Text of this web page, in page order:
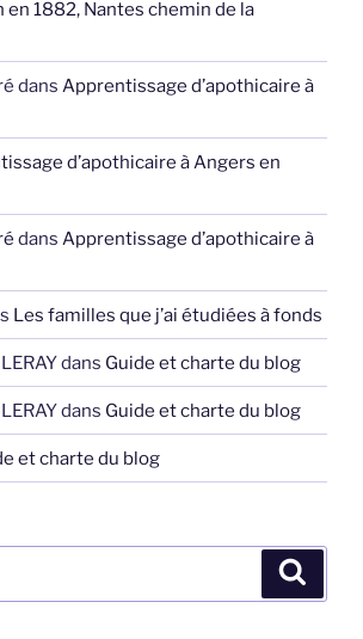
en 1882, Nantes chemin de la
dans Apprentissage d’apothicaire à
d’apothicaire à Angers en
dans Apprentissage d’apothicaire à
Les familles que j’ai étudiées à fonds
dans Guide et charte du blog
dans Guide et charte du blog
et charte du blog